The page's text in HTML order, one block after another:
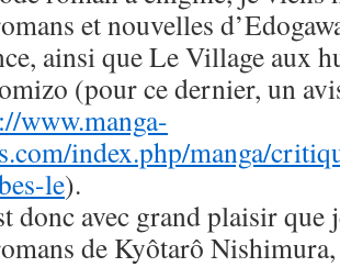
et nouvelles
ainsi que Le Village aux
(pour ce dernier, un
www.manga-
index.php/manga/
le).
donc avec grand plaisir que
de Kyôtarô